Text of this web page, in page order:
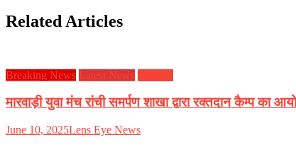
Related Articles
Breaking News Latest News
मारवाड़ी युवा मंच रांची समर्पण शाखा द्वारा रक्तदान कैम्प का
June 10, 2025Lens Eye News